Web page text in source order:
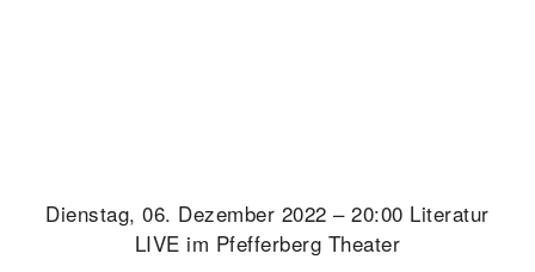
Dienstag, 06. Dezember 2022 – 20:00 Literatur
LIVE im Pfefferberg Theater